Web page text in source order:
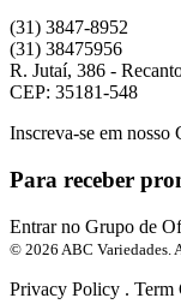
(31) 3847-8952
(31) 38475956
R. Jutaí, 386 -
CEP: 35181-548
Inscreva-se em nosso
Para receber
Entrar no Grupo de
© 2026 ABC Variedades.
Privacy Policy . Term